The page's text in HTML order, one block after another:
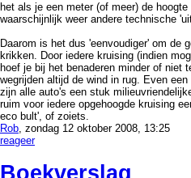
het als je een meter (of meer) de
waarschijnlijk weer andere technische
Daarom is het dus 'eenvoudiger' om de
krikken. Door iedere kruising (indien
hoef je bij het benaderen minder of niet
wegrijden altijd de wind in rug. Even
zijn alle auto's een stuk
ruim voor iedere opgehoogde kruising
eco bult', of zoiets.
Rob, zondag 12 oktober 2008, 13:25
reageer